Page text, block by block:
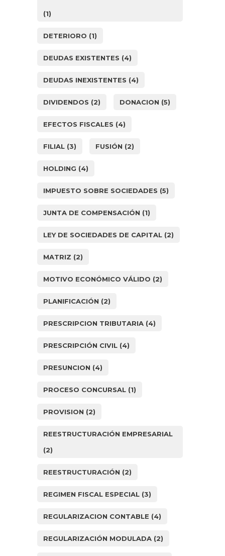
(1)
DETERIORO (1)
DEUDAS EXISTENTES (4)
DEUDAS INEXISTENTES (4)
DIVIDENDOS (2) DONACION (5)
EFECTOS FISCALES (4)
FILIAL (3) FUSIÓN (2)
HOLDING (4)
IMPUESTO SOBRE SOCIEDADES (5)
JUNTA DE COMPENSACIÓN (1)
LEY DE SOCIEDADES DE CAPITAL (2)
MATRIZ (2)
MOTIVO ECONÓMICO VÁLIDO (2)
PLANIFICACIÓN (2)
PRESCRIPCION TRIBUTARIA (4)
PRESCRIPCIÓN CIVIL (4)
PRESUNCION (4)
PROCESO CONCURSAL (1)
PROVISION (2)
REESTRUCTURACIÓN EMPRESARIAL
(2)
REESTRUCTURACIÓN (2)
REGIMEN FISCAL ESPECIAL (3)
REGULARIZACION CONTABLE (4)
REGULARIZACIÓN MODULADA (2)